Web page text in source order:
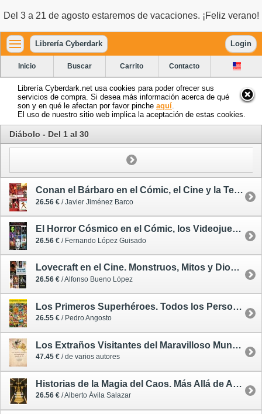
Del 3 a 21 de agosto estaremos de vacaciones. ¡Feliz verano!
Librería Cyberdark Login
Inicio Buscar Carrito Contacto
Librería Cyberdark.net usa cookies para poder ofrecer sus
servicios de compra. Si desea más información acerca de qué
son y en qué le afectan por favor pinche aquí
El uso de nuestro sitio web implica la aceptación de estas cookies.
Diábolo - Del 1 al 30
Conan el Bárbaro en el Cómic, el Cine y la Televisión
26.56 € / Javier Jiménez Barco
El Horror Cósmico en el Cómic, los Videojuegos y el Sexo / Siempre nos Quedará Lovecraft 2
26.56 € / Fernando López Guisado
Lovecraft en el Cine. Monstruos, Mitos y Dioses Arcanos
26.56 € / Alfonso Bueno López
Los Primeros Superhéroes. Todos los Personajes de la Edad de oro del Cómic Norteamericáno
26.55 € / Pedro Angosto
Los Extraños Visitantes del Maravilloso Mundo de Oz
47.45 € / de varios autores
Historias de la Magia del Caos. Más Allá de Alan Moore y Grant Morrison
26.56 € / Alberto Ávila Salazar